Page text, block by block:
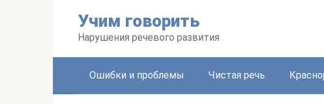
Учим говорить
Нарушения речевого развития
Ошибки и проблемы Чистая речь